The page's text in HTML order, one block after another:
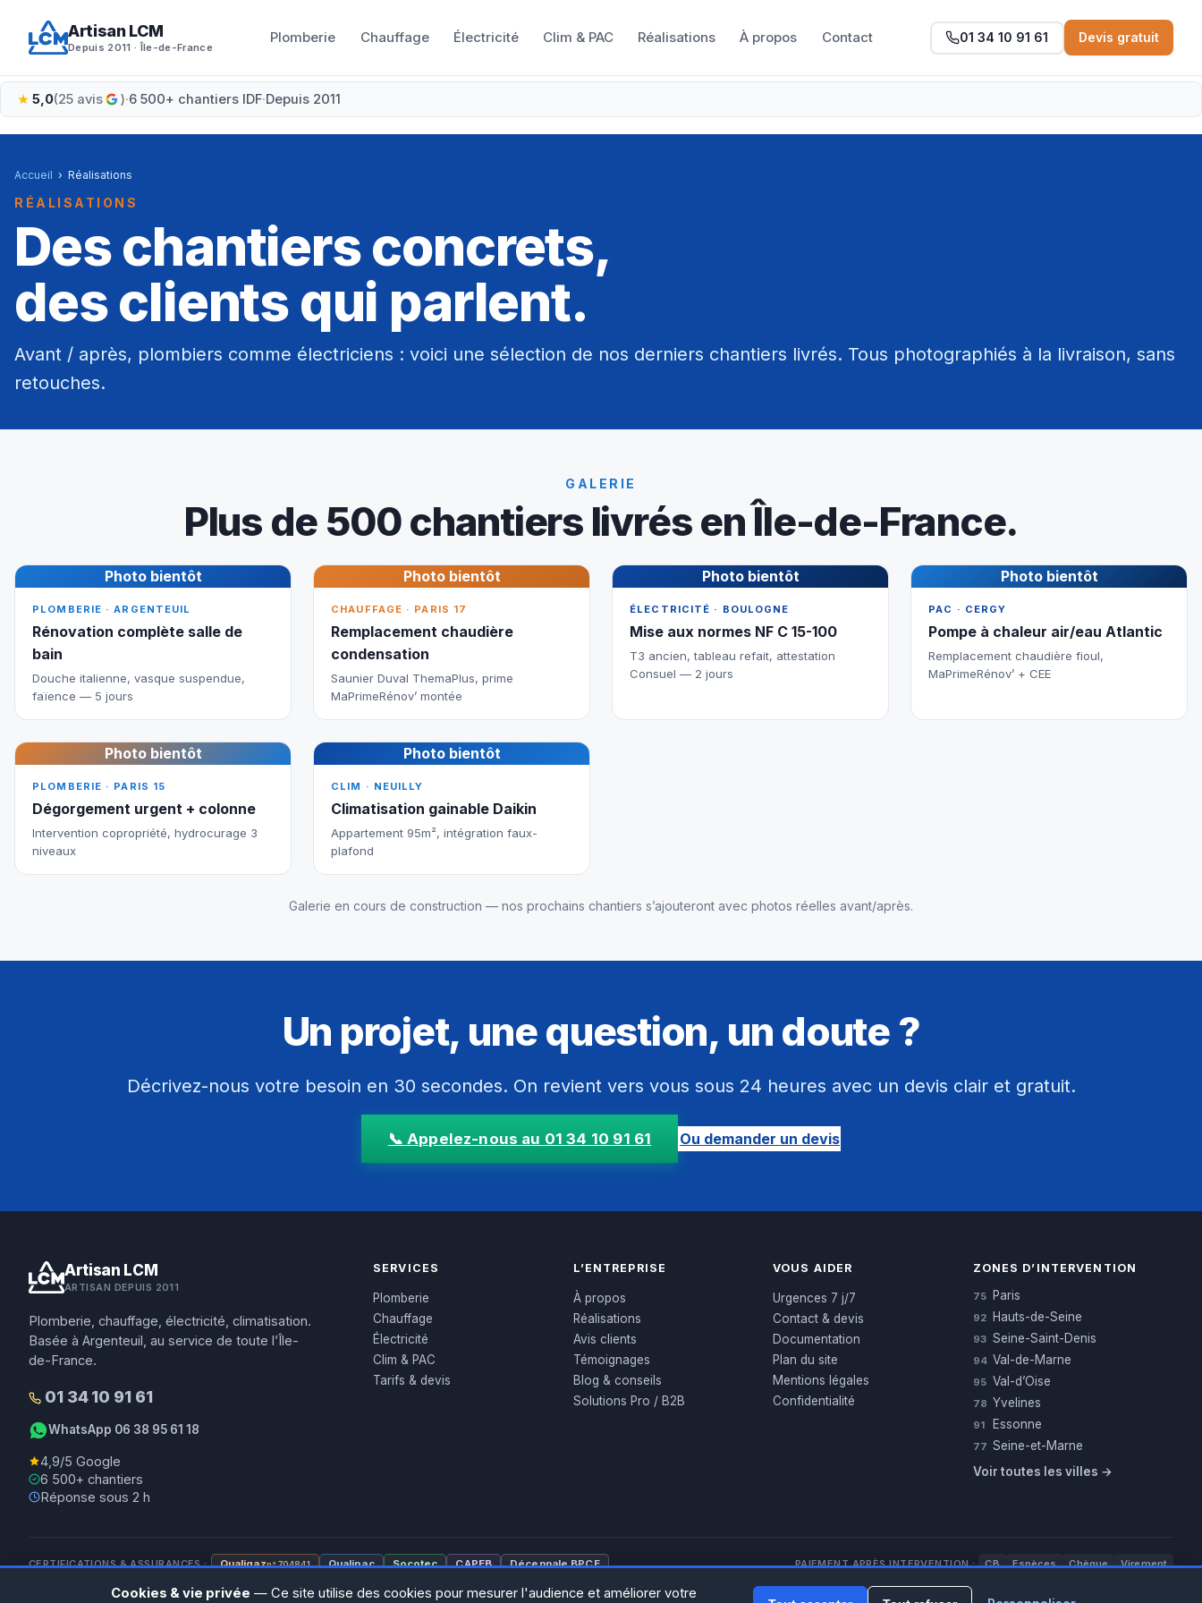
contenu
Artisan LCM
Depuis 2011 · Île-de-France
Plomberie Chauffage Électricité Clim & PAC Réalisations À propos Contact 01 34 10 91 61 Devis gratuit
5,0(25 avis )·6 500+ chantiers IDF·Depuis 2011
Accueil › Réalisations
RÉALISATIONS
Des chantiers concrets,
des clients qui parlent.
Avant / après, plombiers comme électriciens : voici une sélection de nos derniers chantiers livrés. Tous photographiés à la livraison, sans
retouches.
GALERIE
Plus de 500 chantiers livrés en Île-de-France.
Photo bientôt
PLOMBERIE · ARGENTEUIL
Rénovation complète salle de
bain
Douche italienne, vasque suspendue,
faïence — 5 jours
Photo bientôt
CHAUFFAGE · PARIS 17
Remplacement chaudière
condensation
Saunier Duval ThemaPlus, prime
MaPrimeRénov’ montée
Photo bientôt
ÉLECTRICITÉ · BOULOGNE
Mise aux normes NF C 15-100
T3 ancien, tableau refait, attestation
Consuel — 2 jours
Photo bientôt
PAC · CERGY
Pompe à chaleur air/eau Atlantic
Remplacement chaudière fioul,
MaPrimeRénov’ + CEE
Photo bientôt
PLOMBERIE · PARIS 15
Dégorgement urgent + colonne
Intervention copropriété, hydrocurage 3
niveaux
Photo bientôt
CLIM · NEUILLY
Climatisation gainable Daikin
Appartement 95m², intégration faux-
plafond
Galerie en cours de construction — nos prochains chantiers s’ajouteront avec photos réelles avant/après.
Un projet, une question, un doute ?
Décrivez-nous votre besoin en 30 secondes. On revient vers vous sous 24 heures avec un devis clair et gratuit.
📞 Appelez-nous au 01 34 10 91 61 Ou demander un devis
Artisan LCM
ARTISAN DEPUIS 2011
Plomberie, chauffage, électricité, climatisation.
Basée à Argenteuil, au service de toute l’Île-
de-France.
01 34 10 91 61
WhatsApp 06 38 95 61 18
4,9/5 Google
6 500+ chantiers
Réponse sous 2 h
SERVICES
Plomberie
Chauffage
Électricité
Clim & PAC
Tarifs & devis
L’ENTREPRISE
À propos
Réalisations
Avis clients
Témoignages
Blog & conseils
Solutions Pro / B2B
VOUS AIDER
Urgences 7 j/7
Contact & devis
Documentation
Plan du site
Mentions légales
Confidentialité
ZONES D’INTERVENTION
75 Paris
92 Hauts-de-Seine
93 Seine-Saint-Denis
94 Val-de-Marne
95 Val-d’Oise
78 Yvelines
91 Essonne
77 Seine-et-Marne
Voir toutes les villes →
CERTIFICATIONS & ASSURANCES : Qualigazn° 704841 Qualipac Socotec CAPEB Décennale BPCE PAIEMENT APRÈS INTERVENTION : CB Espèces Chèque Virement
Cookies & vie privée — Ce site utilise des cookies pour mesurer l'audience et améliorer votre